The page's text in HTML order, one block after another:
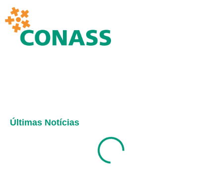
Últimas Notícias